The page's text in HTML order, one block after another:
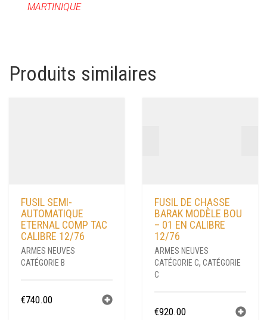
MARTINIQUE
Produits similaires
FUSIL SEMI-
AUTOMATIQUE
ETERNAL COMP TAC
CALIBRE 12/76
ARMES NEUVES
CATÉGORIE B
€740.00
FUSIL DE CHASSE
BARAK MODÈLE BOU
– 01 EN CALIBRE
12/76
ARMES NEUVES
CATÉGORIE C, CATÉGORIE
C
€920.00